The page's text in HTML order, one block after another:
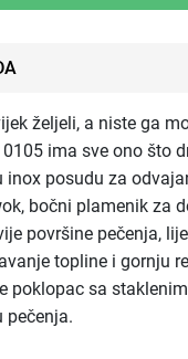
željeli, a niste ga
ima sve ono što
inox posudu za
bočni plamenik za
površine pečenja,
topline i gornju
poklopac sa
pečenja.